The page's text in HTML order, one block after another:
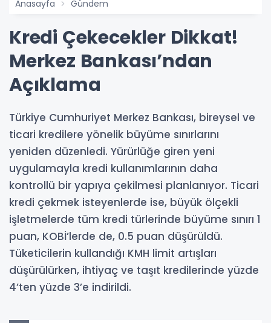
Anasayfa Gündem
Kredi Çekecekler Dikkat!
Merkez Bankası’ndan
Açıklama
Türkiye Cumhuriyet Merkez Bankası, bireysel ve
ticari kredilere yönelik büyüme sınırlarını
yeniden düzenledi. Yürürlüğe giren yeni
uygulamayla kredi kullanımlarının daha
kontrollü bir yapıya çekilmesi planlanıyor. Ticari
kredi çekmek isteyenlerde ise, büyük ölçekli
işletmelerde tüm kredi türlerinde büyüme sınırı 1
puan, KOBİ’lerde de, 0.5 puan düşürüldü.
Tüketicilerin kullandığı KMH limit artışları
düşürülürken, ihtiyaç ve taşıt kredilerinde yüzde
4’ten yüzde 3’e indirildi.